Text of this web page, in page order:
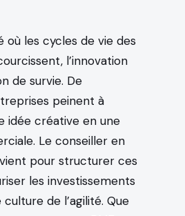
où les cycles de vie des
l’innovation
de survie. De
peinent à
idée créative en une
Le conseiller en
pour structurer ces
les investissements
de l’agilité. Que